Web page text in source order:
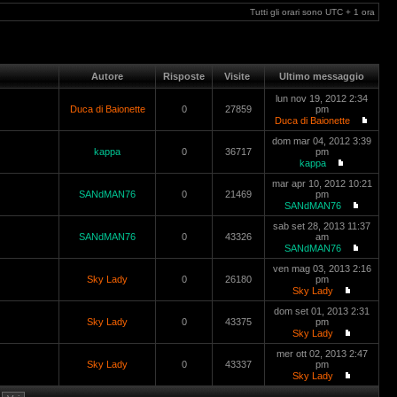
Tutti gli orari sono UTC + 1 ora
Autore Risposte Visite Ultimo messaggio
Duca di Baionette 0 27859
lun nov 19, 2012 2:34
pm
Duca di Baionette
kappa 0 36717
dom mar 04, 2012 3:39
pm
kappa
SANdMAN76 0 21469
mar apr 10, 2012 10:21
pm
SANdMAN76
SANdMAN76 0 43326
sab set 28, 2013 11:37
am
SANdMAN76
Sky Lady 0 26180
ven mag 03, 2013 2:16
pm
Sky Lady
Sky Lady 0 43375
dom set 01, 2013 2:31
pm
Sky Lady
Sky Lady 0 43337
mer ott 02, 2013 2:47
pm
Sky Lady